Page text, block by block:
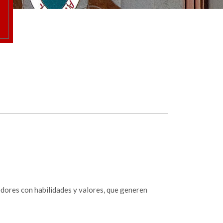
con habilidades y valores, que generen